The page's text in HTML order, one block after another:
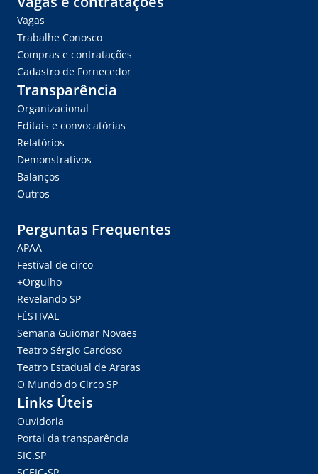
Vagas
Trabalhe Conosco
Compras e contratações
Cadastro de Fornecedor
Transparência
Organizacional
Editais e convocatórias
Relatórios
Demonstrativos
Balanços
Outros
Perguntas Frequentes
APAA
Festival de circo
+Orgulho
Revelando SP
FÉSTIVAL
Semana Guiomar Novaes
Teatro Sérgio Cardoso
Teatro Estadual de Araras
O Mundo do Circo SP
Links Úteis
Ouvidoria
Portal da transparência
SIC.SP